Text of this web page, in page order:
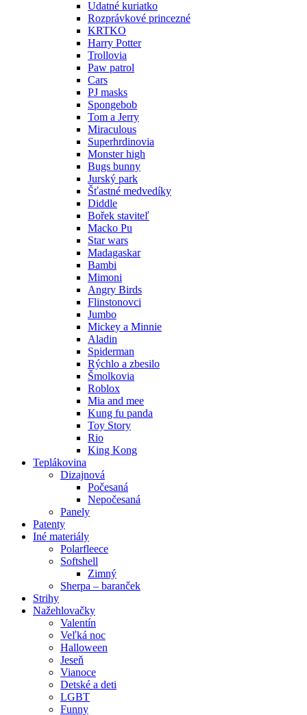
Udatné kuriatko
Rozprávkové princezné
KRTKO
Harry Potter
Trollovia
Paw patrol
Cars
PJ masks
Spongebob
Tom a Jerry
Miraculous
Superhrdinovia
Monster high
Bugs bunny
Jurský park
Šťastné medvedíky
Diddle
Bořek staviteľ
Macko Pu
Star wars
Madagaskar
Bambi
Mimoni
Angry Birds
Flinstonovci
Jumbo
Mickey a Minnie
Aladin
Spiderman
Rýchlo a zbesilo
Šmolkovia
Roblox
Mia and mee
Kung fu panda
Toy Story
Rio
King Kong
Teplákovina
Dizajnová
Počesaná
Nepočesaná
Panely
Patenty
Iné materiály
Polarfleece
Softshell
Zimný
Sherpa – baranček
Strihy
Nažehlovačky
Valentín
Veľká noc
Halloween
Jeseň
Vianoce
Detské a deti
LGBT
Funny